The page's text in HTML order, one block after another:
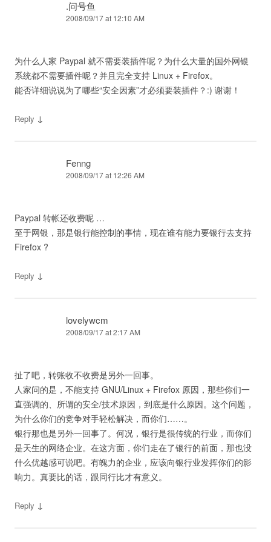
.问号鱼
2008/09/17 at 12:10 AM
为什么人家 Paypal 就不需要装插件呢？为什么大量的国外网银
系统都不需要插件呢？并且完全支持 Linux + Firefox。
能否详细说说为了哪些“安全因素”才必须要装插件？:) 谢谢！
Reply ↓
Fenng
2008/09/17 at 12:26 AM
Paypal 转帐还收费呢 …
至于网银，那是银行能控制的事情，现在谁有能力要银行去支持
Firefox ?
Reply ↓
lovelywcm
2008/09/17 at 2:17 AM
扯了吧，转账收不收费是另外一回事。
人家问的是，不能支持 GNU/Linux + Firefox 原因，那些你们一
直强调的、所谓的安全/技术原因，到底是什么原因。这个问题，
为什么你们的竞争对手轻松解决，而你们……。
银行那也是另外一回事了。何况，银行是很传统的行业，而你们
是天生的网络企业。在这方面，你们走在了银行的前面，那也没
什么优越感可说吧。有魄力的企业，应该向银行业发挥你们的影
响力。真要比的话，跟同行比才有意义。
Reply ↓